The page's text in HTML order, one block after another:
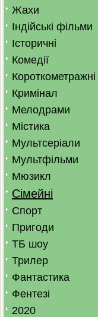
Жахи
Індійські фільми
Історичні
Комедії
Короткометражні
Кримінал
Мелодрами
Містика
Мультсеріали
Мультфільми
Мюзикл
Сімейні
Спорт
Пригоди
ТБ шоу
Трилер
Фантастика
Фентезі
2020